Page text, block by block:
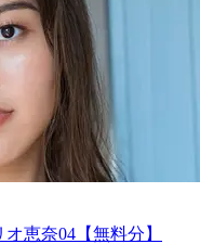
恵奈04【無料分】